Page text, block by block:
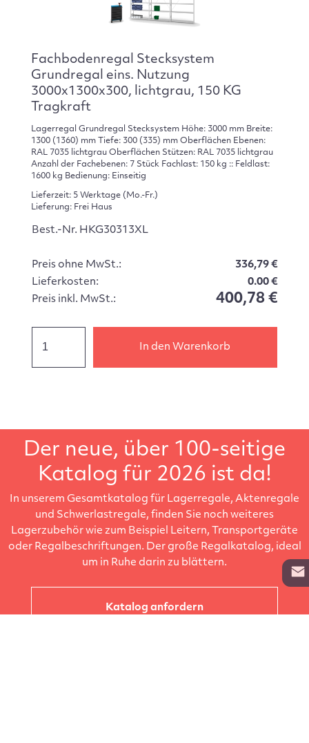
Fachbodenregal Stecksystem
Grundregal eins. Nutzung
3000x1300x300, lichtgrau, 150 KG
Tragkraft
Lagerregal Grundregal Stecksystem Höhe: 3000 mm Breite:
1300 (1360) mm Tiefe: 300 (335) mm Oberflächen Ebenen:
RAL 7035 lichtgrau Oberflächen Stützen: RAL 7035 lichtgrau
Anzahl der Fachebenen: 7 Stück Fachlast: 150 kg :: Feldlast:
1600 kg Bedienung: Einseitig
Lieferzeit: 5 Werktage (Mo.-Fr.)
Lieferung: Frei Haus
Best.-Nr. HKG30313XL
Preis ohne MwSt.:
336,79 €
Lieferkosten:
0.00 €
Preis inkl. MwSt.:
400,78 €
In den Warenkorb
Der neue, über 100-seitige
Katalog für 2026 ist da!
In unserem Gesamtkatalog für Lagerregale, Aktenregale
und Schwerlastregale, finden Sie noch weiteres
Lagerzubehör wie zum Beispiel Leitern, Transportgeräte
oder Regalbeschriftungen. Der große Regalkatalog, ideal
um in Ruhe darin zu blättern.
Katalog anfordern